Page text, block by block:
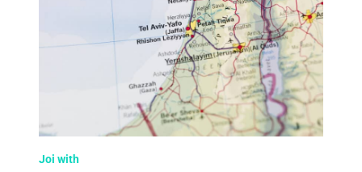
Joi with